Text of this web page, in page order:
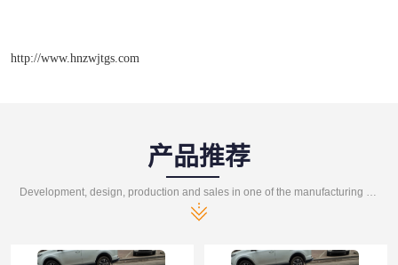
http://www.hnzwjtgs.com
产品推荐